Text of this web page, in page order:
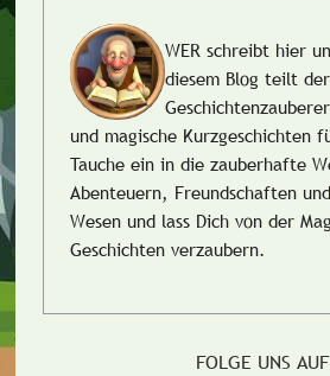
WER schreibt hier
diesem Blog teilt der
und magische Kurzgeschichten
Tauche ein in die zauberhafte
Abenteuern, Freundschaften
Wesen und lass Dich von der
Geschichten verzaubern.
FOLGE UNS